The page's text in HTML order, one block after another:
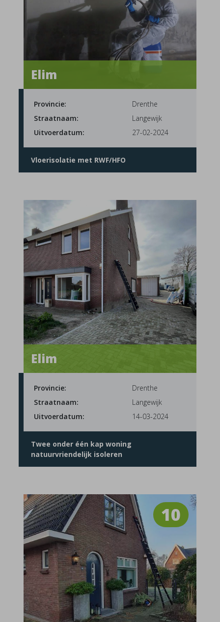
Elim
Provincie:
Drenthe
Straatnaam:
Langewijk
Uitvoerdatum:
27-02-2024
Vloerisolatie met RWF/HFO
Elim
Provincie:
Drenthe
Straatnaam:
Langewijk
Uitvoerdatum:
14-03-2024
Twee onder één kap woning
natuurvriendelijk isoleren
10